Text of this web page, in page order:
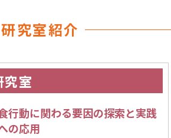
研究室紹介
室
行動に関わる要因の探索と実践
の応用